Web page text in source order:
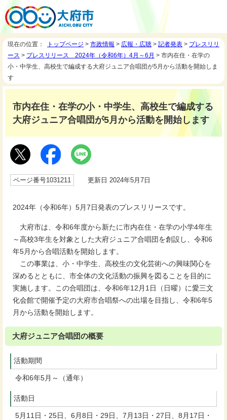
現在の位置： トップページ > 市政情報 > 広報・広聴 > 記者発表 > プレスリリ
ース > プレスリリース 2024年（令和6年）4月～6月 > 市内在住・在学の
小・中学生、高校生で編成する大府ジュニア合唱団が5月から活動を開始しま
す
市内在住・在学の小・中学生、高校生で編成する
大府ジュニア合唱団が5月から活動を開始します
ページ番号1031211 更新日 2024年5月7日
2024年（令和6年）5月7日発表のプレスリリースです。
大府市は、令和6年度から新たに市内在住・在学の小学4年生
～高校3年生を対象とした大府ジュニア合唱団を創設し、令和6
年5月から合唱活動を開始します。
この事業は、小・中学生、高校生の文化芸術への興味関心を
深めるとともに、市全体の文化活動の振興を図ることを目的に
実施します。この合唱団は、令和6年12月1日（日曜）に愛三文
化会館で開催予定の大府市合唱祭への出場を目指し、令和6年5
月から活動を開始します。
大府ジュニア合唱団の概要
活動期間
令和6年5月～（通年）
活動日
5月11日・25日、6月8日・29日、7月13日・27日、8月17日・